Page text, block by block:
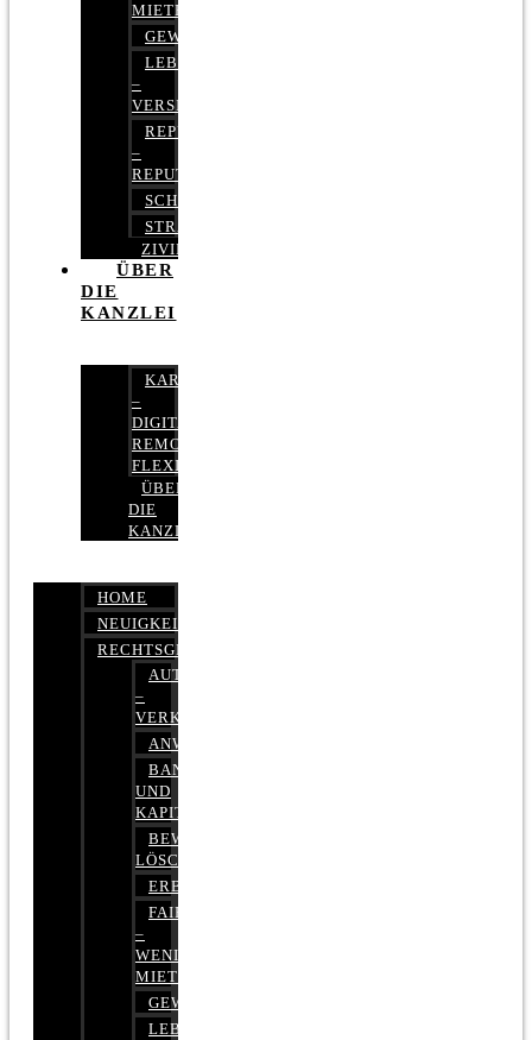
MIETE
GEWERBERECHT
LEBENSVERSICHERUNG
–
VERSICHERUNGSRECHT
REPUTATIONSRECHT
–
REPUTATIONSMANAGEMENT
SCHUFARECHT
STRAFRECHT
ZIVILRECHT
ÜBER
DIE
KANZLEI
KARRIERE
–
DIGITAL,
REMOTE,
FLEXIBEL
ÜBER
DIE
KANZLEI
HOME
NEUIGKEITEN
RECHTSGEBIETE
AUTOBETRUG
–
VERKEHRSRECHT
ANWALTSHAFTUNGSRECHT
BANK-
UND
KAPITALMARKTRECHT
BEWERTUNGEN
LÖSCHEN
ERBRECHT
FAIRMIETEN
–
WENIGER
MIETE
GEWERBERECHT
LEBENSVERSICHERUNG